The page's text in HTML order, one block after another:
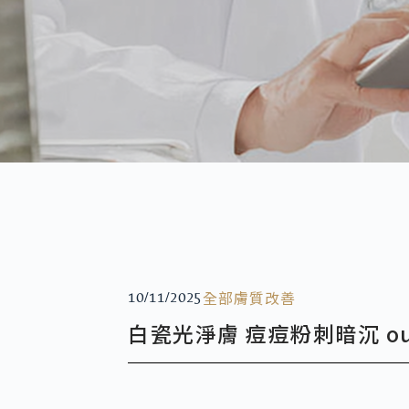
10/11/2025 全部膚質改善
白瓷光淨膚 痘痘粉刺暗沉